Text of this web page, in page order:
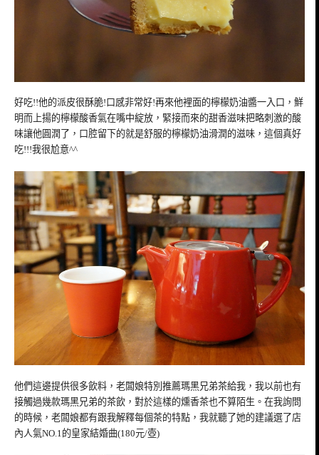
好吃!!他的派皮很酥脆!口感非常好!再來他裡面的檸檬奶油醬一入口，鮮
明而上揚的檸檬酸香氣在嘴中綻放，緊接而來的甜香滋味把略刺激的酸
味讓他圓潤了，口腔留下的就是舒服的檸檬奶油滑潤的滋味，這個真好
吃!!!我很尬意^^
他們這邊提供很多飲料，老闆娘特別推薦瑪黑兄弟茶給我，我以前也有
接觸過幾款瑪黑兄弟的茶飲，對於這樣的燻香茶也不算陌生。在我詢問
的時候，老闆娘都有跟我解釋每個茶的特點，我就聽了她的建議選了店
內人氣NO.1的皇家結婚曲(180元/壺)